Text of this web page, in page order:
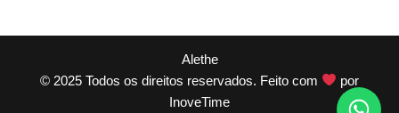
Alethe
© 2025 Todos os direitos reservados. Feito com
por
InoveTime